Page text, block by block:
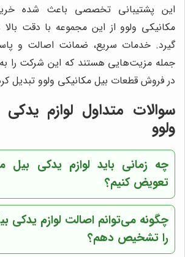
این پشتیبانی تخصصی باعث شده
مکانیکی ولوو از این مجموعه با دقت
گیرد. خدمات سریع، ضمانت اصالت و
جمله مزیت‌هایی هستند که این شرکت را
در فروش قطعات بیل مکانیکی ولوو تبدیل
سوالات متداول لوازم
ولوو
چه زمانی باید لوازم یدکی بیل
تعویض کنیم؟
چگونه می‌توانم اصالت لوازم یدکی
را تشخیص دهم؟